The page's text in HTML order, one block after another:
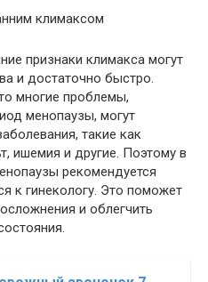
признаки климакса могут
и достаточно быстро.
многие проблемы,
менопаузы, могут
такие как
ишемия и другие. Поэтому в
рекомендуется
к гинекологу. Это поможет
и облегчить